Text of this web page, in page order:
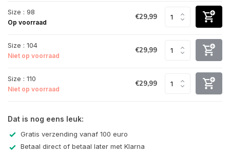
Size : 98
Op voorraad
€29,99
Size : 104
Niet op voorraad
€29,99
Size : 110
Niet op voorraad
€29,99
Dat is nog eens leuk:
Gratis verzending vanaf 100 euro
Betaal direct of betaal later met Klarna